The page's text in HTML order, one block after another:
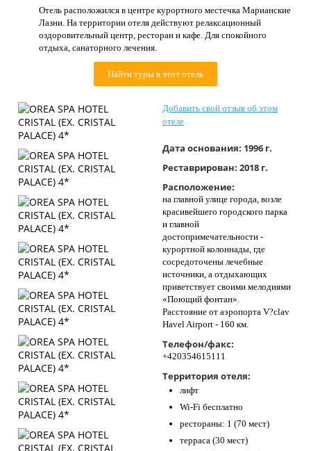
Как купить
О нас
Отель расположился в центре курортного местечка Марианские
Лазни. На территории отеля действуют релаксационный
оздоровительный центр, ресторан и кафе. Для спокойного
отдыха, санаторного лечения.
Найти туры в этот отель
Добавить свой отзыв об этом
отеле
Дата основания: 1996 г.
Реставрирован: 2018 г.
Расположение:
на главной улице города, возле
красивейшего городского парка
и главной
достопримечательности -
курортной колоннады, где
сосредоточены лечебные
источники, а отдыхающих
приветствует своими мелодиями
«Поющий фонтан».
Расстояние от аэропорта V?clav
Havel Airport - 160 км.
Телефон/факс:
+420354615111
Территория отеля:
лифт
Wi-Fi бесплатно
рестораны: 1 (70 мест)
терраса (30 мест)